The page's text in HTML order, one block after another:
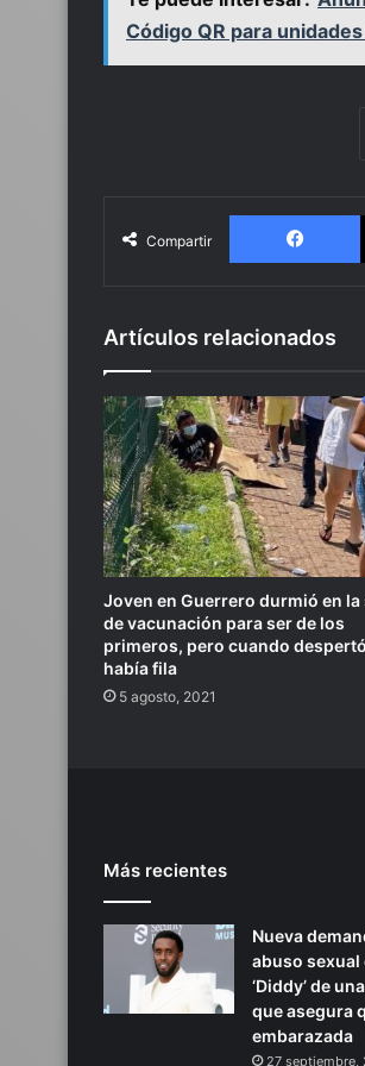
Código QR para
Compartir
Artículos relacionados
Joven en Guerrero durmió en la
de vacunación para ser de los
primeros, pero cuando
había fila
5 agosto, 2021
Más recientes
Nueva
abuso
‘Diddy’ de
que asegura
embarazada
27 septiembre,